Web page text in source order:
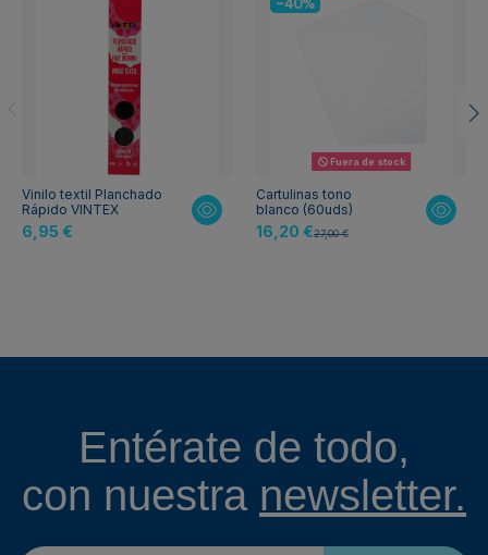
Vinilo textil Planchado
Rápido VINTEX
6,95 €
Fuera de stock
Cartulinas tono
blanco (60uds)
16,20 €27,00 €
Entérate de todo,
con nuestra newsletter.